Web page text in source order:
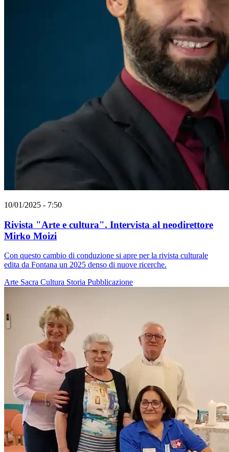
10/01/2025 - 7:50
Rivista "Arte e cultura". Intervista al neodirettore
Mirko Moizi
Con questo cambio di conduzione si apre per la rivista culturale
edita da Fontana un 2025 denso di nuove ricerche.
Arte Sacra Cultura Storia Pubblicazione